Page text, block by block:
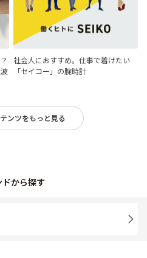
社会人におすすめ。仕事で着けたい
「セイコー」の腕時計
ンツをもっと見る
ドから探す